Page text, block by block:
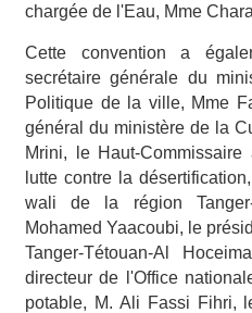
chargée de l'Eau, Mme
Cette convention a
secrétaire générale du
Politique de la ville, Mme
général du ministère de la
Mrini, le Haut-
lutte contre la
wali de la région
Mohamed Yaacoubi, le
Tanger-Tétouan-Al
directeur de l'Office
potable, M. Ali Fassi Fihri,